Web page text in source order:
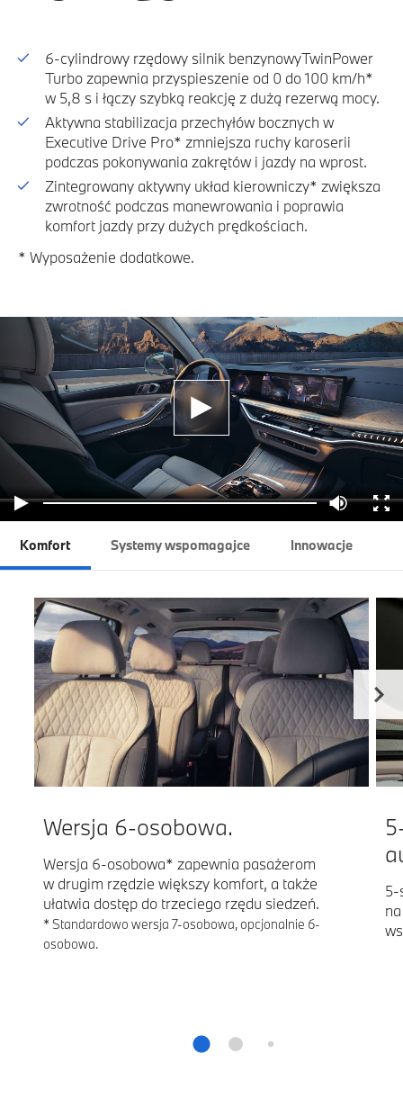
6-cylindrowy rzędowy silnik benzynowyTwinPower
Turbo zapewnia przyspieszenie od 0 do 100 km/h*
w 5,8 s i łączy szybką reakcję z dużą rezerwą mocy.
Aktywna stabilizacja przechyłów bocznych w
Executive Drive Pro* zmniejsza ruchy karoserii
podczas pokonywania zakrętów i jazdy na wprost.
Zintegrowany aktywny układ kierowniczy* zwiększa
zwrotność podczas manewrowania i poprawia
komfort jazdy przy dużych prędkościach.
* Wyposażenie dodatkowe.
Komfort Systemy wspomagajce Innowacje
Wersja 6-osobowa.
Wersja 6-osobowa* zapewnia pasażerom
w drugim rzędzie większy komfort, a także
ułatwia dostęp do trzeciego rzędu siedzeń.
* Standardowo wersja 7-osobowa, opcjonalnie 6-
osobowa.
5-